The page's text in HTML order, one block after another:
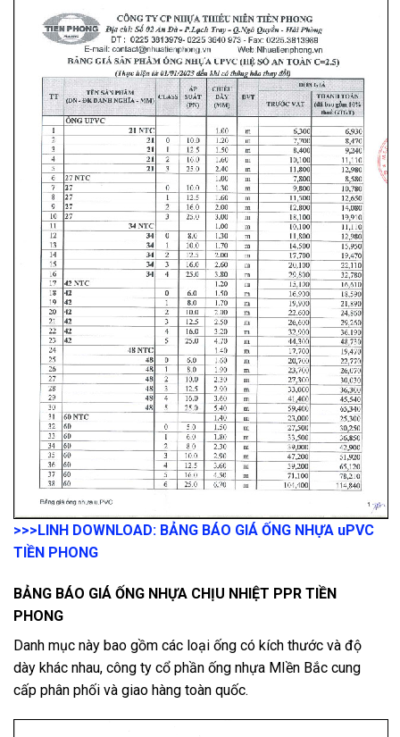
>>>LINH DOWNLOAD: BẢNG BÁO GIÁ ỐNG NHỰA uPVC
TIỀN PHONG
BẢNG BÁO GIÁ ỐNG NHỰA CHỊU NHIỆT PPR TIỀN
PHONG
Danh mục này bao gồm các loại ống có kích thước và độ
dày khác nhau, công ty cổ phần ống nhựa MIền Bắc cung
cấp phân phối và giao hàng toàn quốc.